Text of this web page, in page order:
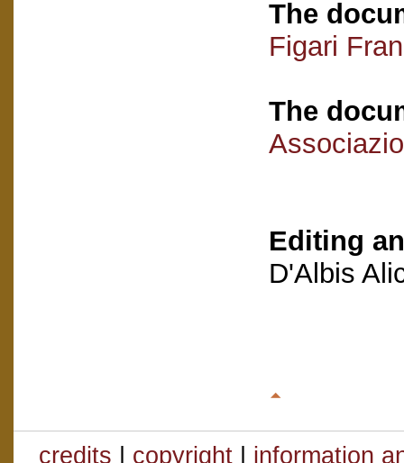
The
Figari
The
Editing
D'Albis
credits | copyright | information